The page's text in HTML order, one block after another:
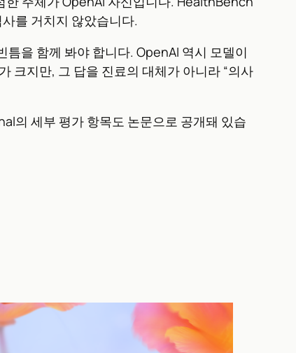
를 거치지 않았습니다.
틈을 함께 봐야 합니다. OpenAI 역시 모델이
크지만, 그 답을 진료의 대체가 아니라 “의사
의 세부 평가 항목도 논문으로 공개돼 있습